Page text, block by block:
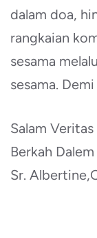
dalam doa,
rangkaian
sesama
sesama.
Salam Veritas
Berkah Dalem
Sr.